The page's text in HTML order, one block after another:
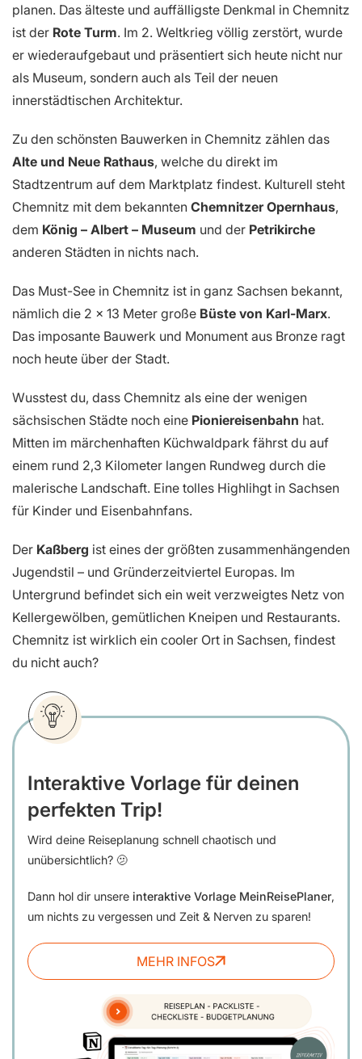
planen. Das älteste und auffälligste Denkmal in Chemnitz
ist der Rote Turm. Im 2. Weltkrieg völlig zerstört, wurde
er wiederaufgebaut und präsentiert sich heute nicht nur
als Museum, sondern auch als Teil der neuen
innerstädtischen Architektur.
Zu den schönsten Bauwerken in Chemnitz zählen das
Alte und Neue Rathaus, welche du direkt im
Stadtzentrum auf dem Marktplatz findest. Kulturell steht
Chemnitz mit dem bekannten Chemnitzer Opernhaus,
dem König – Albert – Museum und der Petrikirche
anderen Städten in nichts nach.
Das Must-See in Chemnitz ist in ganz Sachsen bekannt,
nämlich die 2 × 13 Meter große Büste von Karl-Marx.
Das imposante Bauwerk und Monument aus Bronze ragt
noch heute über der Stadt.
Wusstest du, dass Chemnitz als eine der wenigen
sächsischen Städte noch eine Pioniereisenbahn hat.
Mitten im märchenhaften Küchwaldpark fährst du auf
einem rund 2,3 Kilometer langen Rundweg durch die
malerische Landschaft. Eine tolles Highlihgt in Sachsen
für Kinder und Eisenbahnfans.
Der Kaßberg ist eines der größten zusammenhängenden
Jugendstil – und Gründerzeitviertel Europas. Im
Untergrund befindet sich ein weit verzweigtes Netz von
Kellergewölben, gemütlichen Kneipen und Restaurants.
Chemnitz ist wirklich ein cooler Ort in Sachsen, findest
du nicht auch?
Interaktive Vorlage für deinen
perfekten Trip!
Wird deine Reiseplanung schnell chaotisch und
unübersichtlich? 🫤
Dann hol dir unsere interaktive Vorlage MeinReisePlaner,
um nichts zu vergessen und Zeit & Nerven zu sparen!
MEHR INFOS